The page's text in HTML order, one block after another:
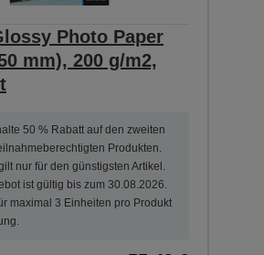
Photo Paper
mm), 200 g/m2,
50 % Rabatt auf den zweiten
Produkten.
nur für den günstigsten Artikel.
ist gültig bis zum 30.08.2026.
maximal 3 Einheiten pro Produkt